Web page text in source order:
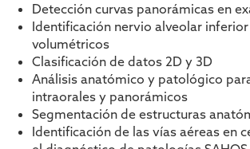
Detección curvas panorámicas en
Identificación nervio alveolar
volumétricos
Clasificación de datos 2D y 3D
Análisis anatómico y patológico
intraorales y panorámicos
Segmentación de estructuras
Identificación de las vías aéreas en